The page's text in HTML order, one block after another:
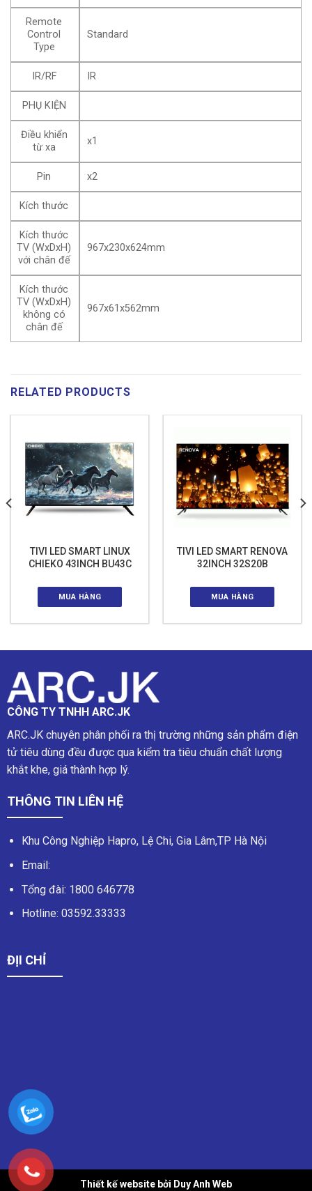
Remote
Control
Type
Standard
IR/RF IR
PHỤ KIỆN
Điều khiển
từ xa
x1
Pin x2
Kích thước
Kích thước
TV (WxDxH)
với chân đế
967x230x624mm
Kích thước
TV (WxDxH)
không có
chân đế
967x61x562mm
RELATED PRODUCTS
TIVI LED SMART LINUX
CHIEKO 43INCH BU43C
MUA HÀNG
TIVI LED SMART RENOVA
32INCH 32S20B
MUA HÀNG
CÔNG TY TNHH ARC.JK
ARC.JK chuyên phân phối ra thị trường những sản phẩm điện
tử tiêu dùng đều được qua kiểm tra tiêu chuẩn chất lượng
khắt khe, giá thành hợp lý.
THÔNG TIN LIÊN HỆ
Khu Công Nghiệp Hapro, Lệ Chi, Gia Lâm,TP Hà Nội
Email:
Tổng đài: 1800 646778
Hotline: 03592.33333
ĐỊI CHỈ
Thiết kế website bởi Duy Anh Web